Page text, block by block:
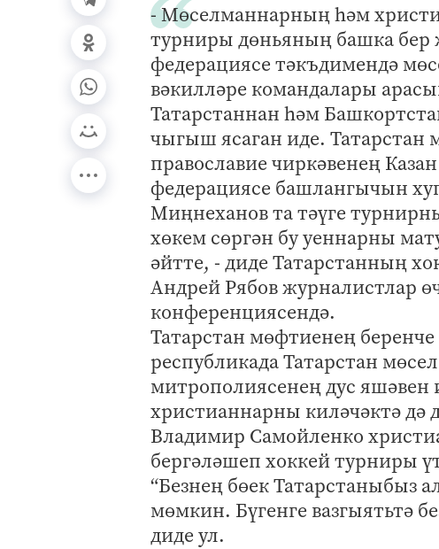
- Мөселманнарның һәм
турниры дөньяның башка бер
федерациясе тәкъдимендә
вәкилләре командалары
Татарстаннан һәм
чыгыш ясаган иде. Татарстан
православие чиркәвенең
федерациясе башлангычын
Миңнеханов та тәүге
хөкем сөргән бу уеннарны
әйтте, - диде Татарстанның
Андрей Рябов журналистлар
конференциясендә.
Татарстан мөфтиенең
республикада Татарстан
митрополиясенең дус
христианнарны киләчәктә дә
Владимир Самойленко
бергәләшеп хоккей турниры
“Безнең бөек Татарстаныбыз
мөмкин. Бүгенге вазгыятьтә
диде ул.